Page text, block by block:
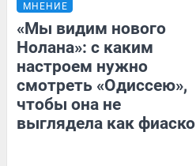
МНЕНИЕ
«Мы видим нового
Нолана»: с каким
настроем нужно
смотреть «Одиссею»,
чтобы она не
выглядела как фиаско